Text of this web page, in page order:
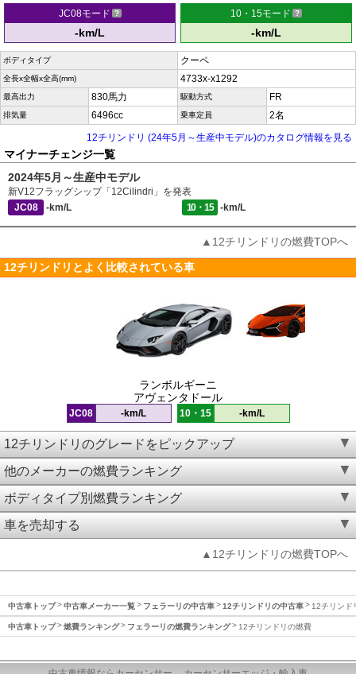
JC08モード
-km/L
10・15モード
-km/L
ボディタイプ クーペ
全長x全幅x全高(mm) 4733x-x1292
最高出力 830馬力 駆動方式 FR
排気量 6496cc 乗車定員
2名
12チリンドリ (24年5月～生産中モデル)のカタログ情報を見る
マイナーチェンジ一覧
2024年5月～生産中モデル
新V12フラッグシップ「12Cilindri」を発表
JC08
-km/L 10・15 -km/L
▲12チリンドリの燃費TOPへ
12チリンドリとよく比較されている車
ランボルギーニ
アヴェンタドール
JC08 -km/L 10・15 -km/L
12チリンドリのグレードをピックアップ
他のメーカーの燃費ランキング
ボディタイプ別燃費ランキング
車を売却する
▲12チリンドリの燃費TOPへ
中古車トップ 中古車メーカー一覧 フェラーリの中古車 12チリンドリの中古車 12チリンド
中古車トップ 燃費ランキング フェラーリの燃費ランキング 12チリンドリの燃費